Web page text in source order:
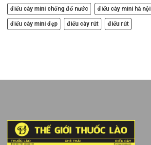
điếu cày mini chống đổ nước điếu cày mini hà nội
điếu cày mini đẹp điếu cày rút điếu rút